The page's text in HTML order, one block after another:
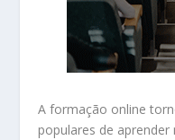
A formação online
populares de